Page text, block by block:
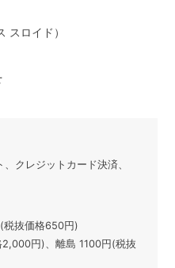
ロイド）
クレジットカード決済、
税抜価格650円)
円)、離島 1100円(税抜